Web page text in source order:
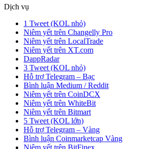
Dịch vụ
1 Tweet (KOL nhỏ)
Niêm yết trên Changelly Pro
Niêm yết trên LocalTrade
Niêm yết trên XT.com
DappRadar
3 Tweet (KOL nhỏ)
Hỗ trợ Telegram – Bạc
Bình luận Medium / Reddit
Niêm yết trên CoinDCX
Niêm yết trên WhiteBit
Niêm yết trên Bitmart
5 Tweet (KOL lớn)
Hỗ trợ Telegram – Vàng
Bình luận Coinmarketcap Vàng